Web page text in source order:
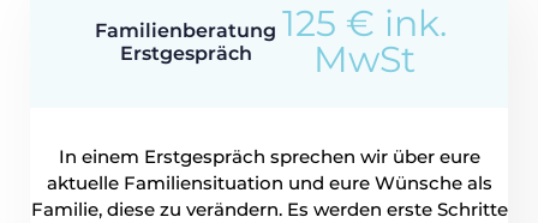
Familienberatung
Erstgespräch
125 € ink.
MwSt
In einem Erstgespräch sprechen wir über eure
aktuelle Familiensituation und eure Wünsche als
Familie, diese zu verändern. Es werden erste Schritte